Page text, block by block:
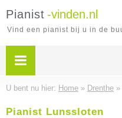
Pianist -vinden.nl
Vind een pianist bij u in de
U bent nu hier: Home » Drenthe »
Pianist Lunssloten